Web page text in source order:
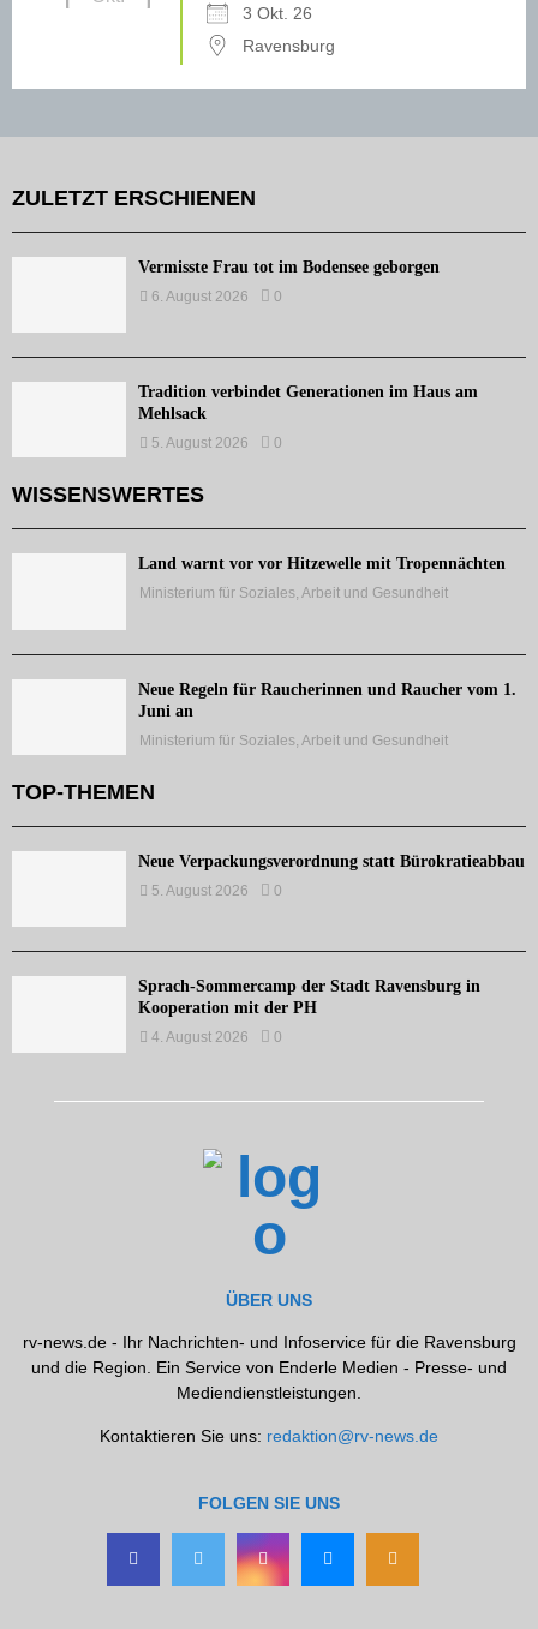
3 Okt. 26
Ravensburg
ZULETZT ERSCHIENEN
Vermisste Frau tot im Bodensee geborgen
6. August 2026 0
Tradition verbindet Generationen im Haus am
Mehlsack
5. August 2026 0
WISSENSWERTES
Land warnt vor vor Hitzewelle mit Tropennächten
Ministerium für Soziales, Arbeit und Gesundheit
Neue Regeln für Raucherinnen und Raucher vom 1.
Juni an
Ministerium für Soziales, Arbeit und Gesundheit
TOP-THEMEN
Neue Verpackungsverordnung statt Bürokratieabbau
5. August 2026 0
Sprach-Sommercamp der Stadt Ravensburg in
Kooperation mit der PH
4. August 2026 0
ÜBER UNS
rv-news.de - Ihr Nachrichten- und Infoservice für die Ravensburg
und die Region. Ein Service von Enderle Medien - Presse- und
Mediendienstleistungen.
Kontaktieren Sie uns: redaktion@rv-news.de
FOLGEN SIE UNS